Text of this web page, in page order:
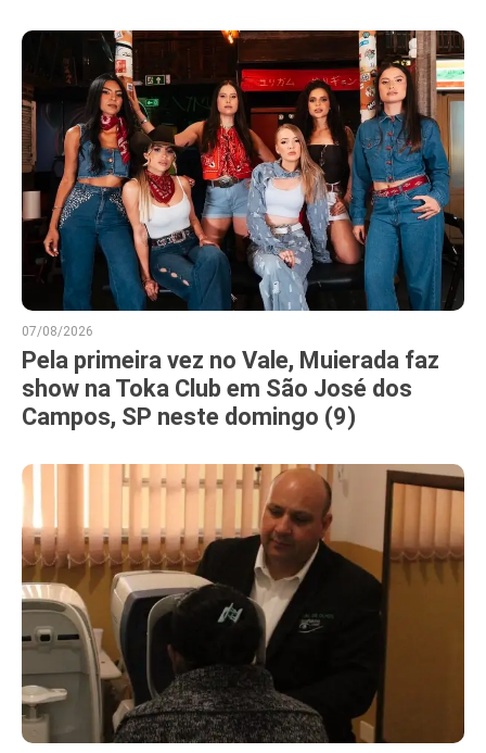
07/08/2026
Pela primeira vez no Vale, Muierada faz
show na Toka Club em São José dos
Campos, SP neste domingo (9)